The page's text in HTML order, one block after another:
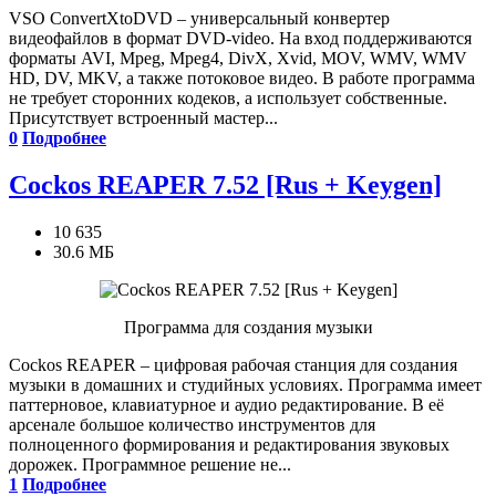
VSO ConvertXtoDVD – универсальный конвертер
видеофайлов в формат DVD-video. На вход поддерживаются
форматы AVI, Mpeg, Mpeg4, DivX, Xvid, MOV, WMV, WMV
HD, DV, MKV, а также потоковое видео. В работе программа
не требует сторонних кодеков, а использует собственные.
Присутствует встроенный мастер...
0 Подробнее
Cockos REAPER 7.52 [Rus + Keygen]
10 635
30.6 МБ
Программа для создания музыки
Cockos REAPER – цифровая рабочая станция для создания
музыки в домашних и студийных условиях. Программа имеет
паттерновое, клавиатурное и аудио редактирование. В её
арсенале большое количество инструментов для
полноценного формирования и редактирования звуковых
дорожек. Программное решение не...
1 Подробнее